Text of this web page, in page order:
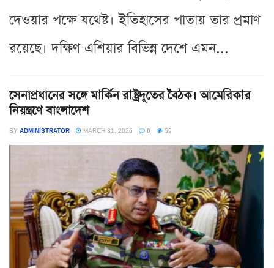
দেওয়ার পক্ষে যথেষ্ট। ইতিহাসের পাতায় তার প্রমাণ
রয়েছে। দক্ষিণ এশিয়ার বিভিন্ন দেশে এমন...
সেনাপ্রধানের সঙ্গে মার্কিন রাষ্ট্রদূতের বৈঠক। আমেরিকার
নিয়ন্ত্রণে বাংলাদেশ
BY ADMINISTRATOR MARCH 31, 2026 0 59